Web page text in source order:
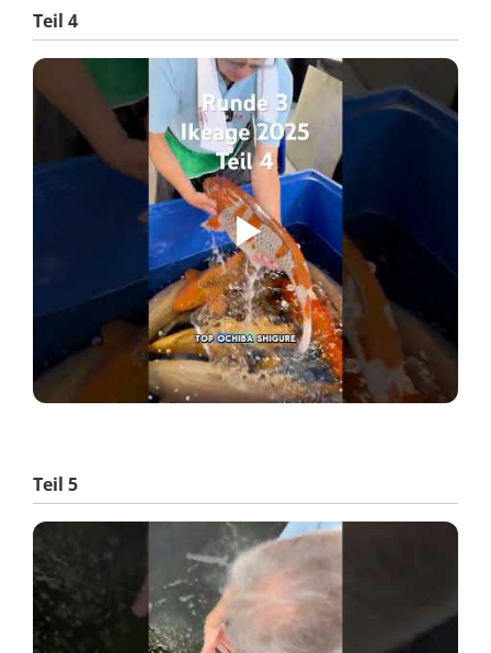
Teil 4
Teil 5